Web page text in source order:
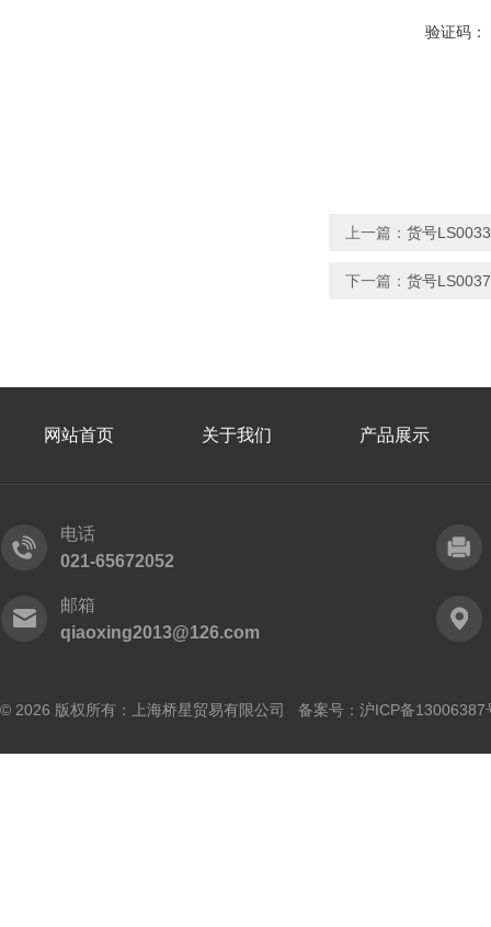
验证码：
上一篇： 货号
下一篇： 货号
网站首页 关于我们 产品展示
电话
021-65672052
邮箱
qiaoxing2013@126.com
© 2026 版权所有：上海桥星贸易有限公司 备案号： 沪ICP备13006387